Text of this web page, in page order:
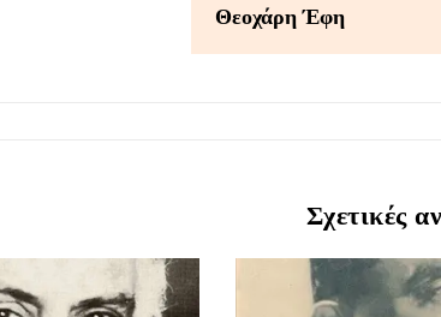
Θεοχάρη Έφη
Σχετικές